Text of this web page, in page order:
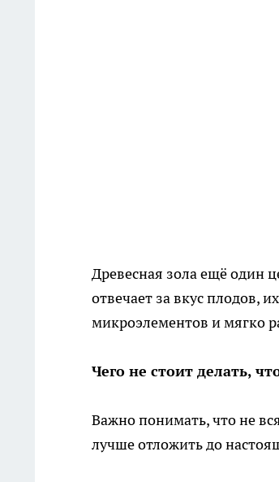
Древесная зола ещё один
отвечает за вкус плодов,
микроэлементов и мягко
Чего не стоит делать,
Важно понимать, что не
лучше отложить до